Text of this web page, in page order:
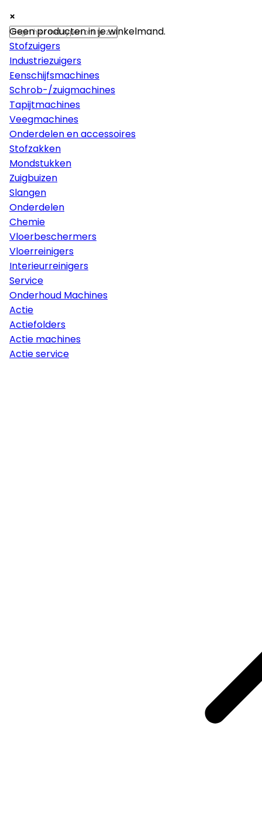
×
Machines
Stofzuigers
Industriezuigers
Eenschijfsmachines
Schrob-/zuigmachines
Tapijtmachines
Veegmachines
Onderdelen en accessoires
Stofzakken
Mondstukken
Zuigbuizen
Slangen
Onderdelen
Chemie
Vloerbeschermers
Vloerreinigers
Interieurreinigers
Service
Onderhoud Machines
Actie
Actiefolders
Actie machines
Actie service
×
×
Geen producten in je winkelmand.